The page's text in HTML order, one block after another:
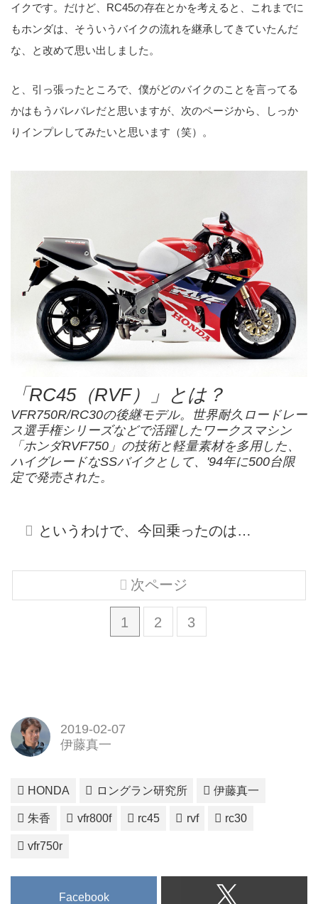
イクです。だけど、RC45の存在とかを考えると、これまでに
もホンダは、そういうバイクの流れを継承してきていたんだ
な、と改めて思い出しました。
と、引っ張ったところで、僕がどのバイクのことを言ってる
かはもうバレバレだと思いますが、次のページから、しっか
りインプレしてみたいと思います（笑）。
「RC45（RVF）」とは？
VFR750R/RC30の後継モデル。世界耐久ロードレー
ス選手権シリーズなどで活躍したワークスマシン
「ホンダRVF750」の技術と軽量素材を多用した、
ハイグレードなSSバイクとして、'94年に500台限
定で発売された。
というわけで、今回乗ったのは…
1 2 3
次ページ
2019-02-07
伊藤真一
HONDA ロングラン研究所 伊藤真一
朱香 vfr800f rc45 rvf rc30
vfr750r
Facebook